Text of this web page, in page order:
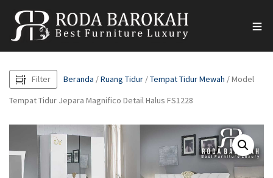
Filter Beranda /Ruang Tidur /Tempat Tidur Mewah / Model
Tempat Tidur Jepara Magnifico Detail Halus FS1228